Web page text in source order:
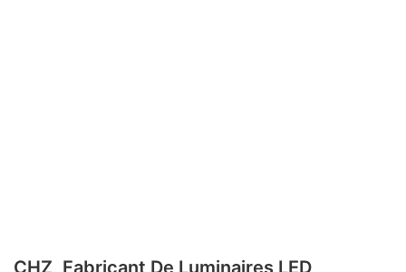
CHZ, Fabricant De Luminaires LED